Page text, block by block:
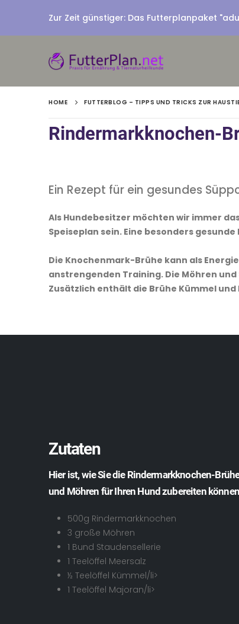
Zur Zeit günstiger: Das Futterplanpaket
HOME FUTTERBLOG – TIPPS UND TRICKS ZUR
Rindermarkknochen-
Ein Rezept für ein gesundes
Als Hundebesitzer möchten wir immer
Speiseplan sein. Eine besonders
Die Knochenmark-Brühe kann als
anstrengenden Training. Die Möhren
Zusätzlich enthält die Brühe Kümmel
Zutaten
Hier ist, wie Sie die Rindermarkknochen-
und Möhren für Ihren Hund zubereiten
500g Rindermarkknochen
3 große Möhren
1 Bund Staudensellerie
1 Teelöffel Meersalz
½ Teelöffel Kümmel/li>
1 Teelöffel Majoran/li>